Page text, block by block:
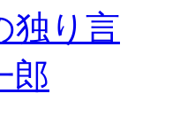
独り言
郎